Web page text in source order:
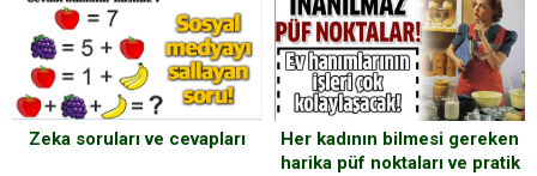
Zeka soruları ve cevapları
Her kadının bilmesi gereken
harika püf noktaları ve pratik